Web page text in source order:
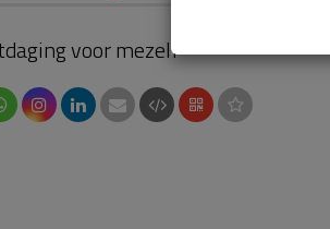
voor mezelf